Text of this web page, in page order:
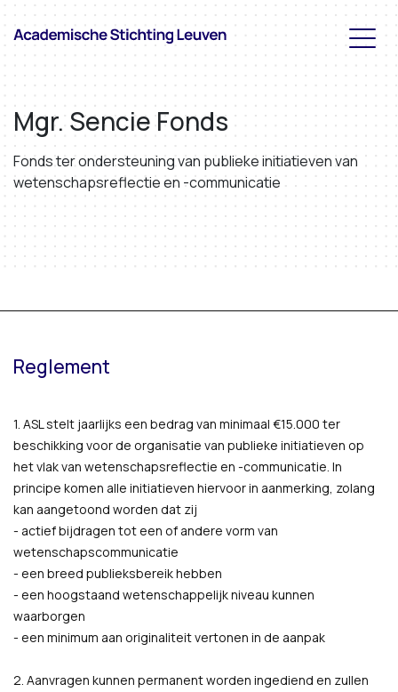
Mgr. Sencie Fonds
Fonds ter ondersteuning van publieke initiatieven van
wetenschapsreflectie en -communicatie
Reglement
1. ASL stelt jaarlijks een bedrag van minimaal €15.000 ter
beschikking voor de organisatie van publieke initiatieven op
het vlak van wetenschapsreflectie en -communicatie. In
principe komen alle initiatieven hiervoor in aanmerking, zolang
kan aangetoond worden dat zij
- actief bijdragen tot een of andere vorm van
wetenschapscommunicatie
- een breed publieksbereik hebben
- een hoogstaand wetenschappelijk niveau kunnen
waarborgen
- een minimum aan originaliteit vertonen in de aanpak
2. Aanvragen kunnen permanent worden ingediend en zullen